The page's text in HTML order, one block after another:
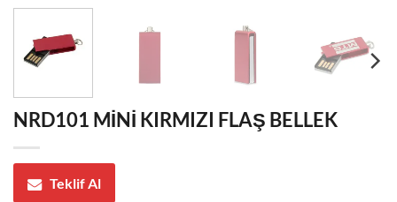
NRD101 MİNİ KIRMIZI FLAŞ BELLEK
Teklif Al